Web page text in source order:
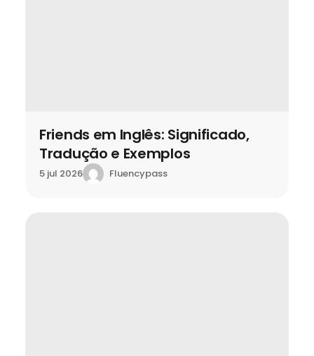
Friends em Inglês: Significado,
Tradução e Exemplos
5 jul 2026 Fluencypass